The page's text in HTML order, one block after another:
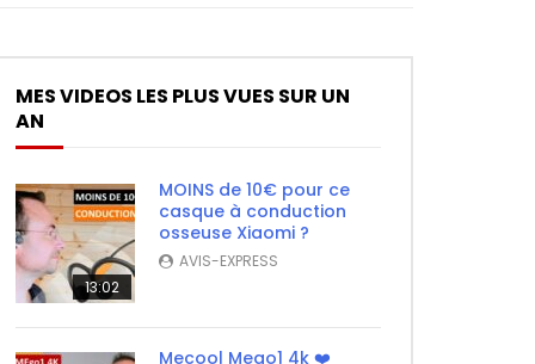
MES VIDEOS LES PLUS VUES SUR UN
AN
13:02
MOINS de 10€ pour ce
casque à conduction
osseuse Xiaomi ?
AVIS-EXPRESS
Mecool Mego1 4k ❤️